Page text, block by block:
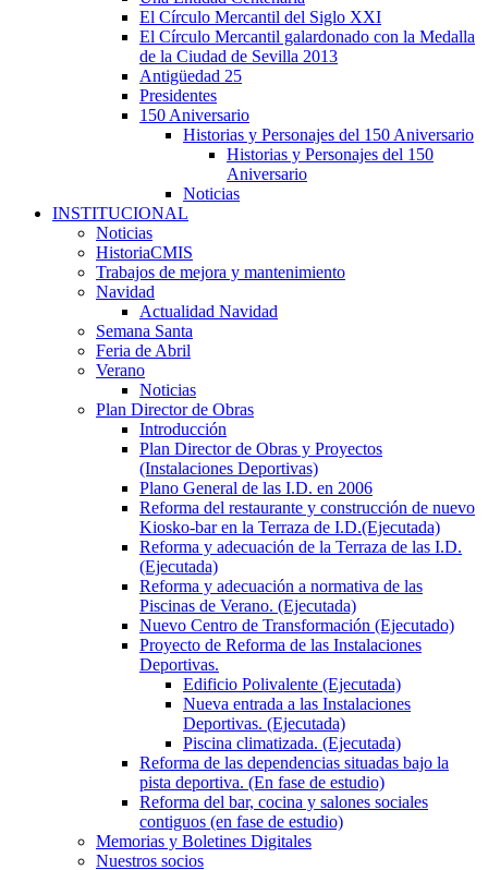
El Círculo Mercantil del Siglo XXI
El Círculo Mercantil galardonado con la Medalla
de la Ciudad de Sevilla 2013
Antigüedad 25
Presidentes
150 Aniversario
Historias y Personajes del 150 Aniversario
Historias y Personajes del 150
Aniversario
Noticias
INSTITUCIONAL
Noticias
HistoriaCMIS
Trabajos de mejora y mantenimiento
Navidad
Actualidad Navidad
Semana Santa
Feria de Abril
Verano
Noticias
Plan Director de Obras
Introducción
Plan Director de Obras y Proyectos
(Instalaciones Deportivas)
Plano General de las I.D. en 2006
Reforma del restaurante y construcción de nuevo
Kiosko-bar en la Terraza de I.D.(Ejecutada)
Reforma y adecuación de la Terraza de las I.D.
(Ejecutada)
Reforma y adecuación a normativa de las
Piscinas de Verano. (Ejecutada)
Nuevo Centro de Transformación (Ejecutado)
Proyecto de Reforma de las Instalaciones
Deportivas.
Edificio Polivalente (Ejecutada)
Nueva entrada a las Instalaciones
Deportivas. (Ejecutada)
Piscina climatizada. (Ejecutada)
Reforma de las dependencias situadas bajo la
pista deportiva. (En fase de estudio)
Reforma del bar, cocina y salones sociales
contiguos (en fase de estudio)
Memorias y Boletines Digitales
Nuestros socios